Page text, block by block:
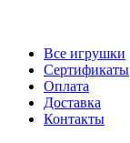
Все игрушки
Сертификаты
Оплата
Доставка
Контакты